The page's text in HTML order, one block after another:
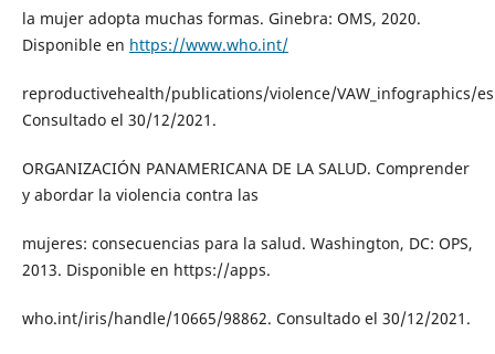
la mujer adopta muchas formas. Ginebra: OMS, 2020.
Disponible en https://www.who.int/
reproductivehealth/publications/violence/VAW_infographics/
Consultado el 30/12/2021.
ORGANIZACIÓN PANAMERICANA DE LA SALUD. Comprender
y abordar la violencia contra las
mujeres: consecuencias para la salud. Washington, DC: OPS,
2013. Disponible en https://apps.
who.int/iris/handle/10665/98862. Consultado el 30/12/2021.